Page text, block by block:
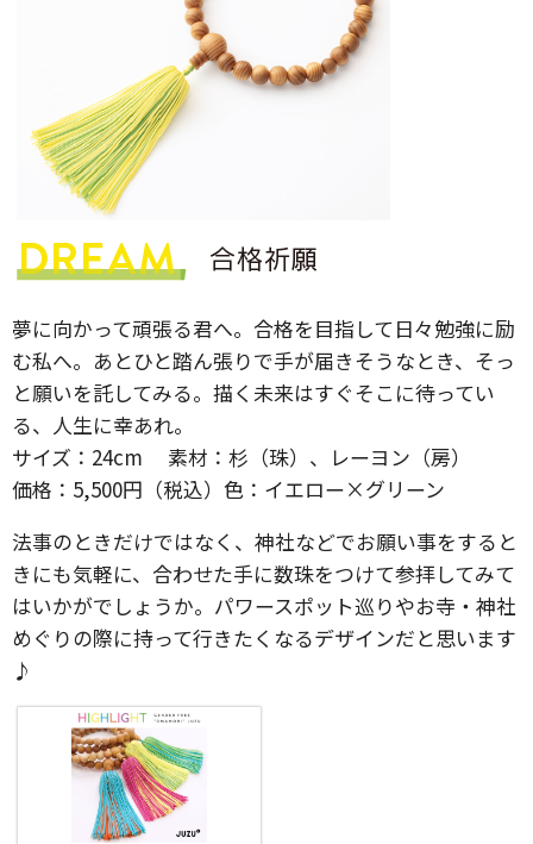
夢に向かって頑張る君へ。合格を目指して日々勉強に励
む私へ。あとひと踏ん張りで手が届きそうなとき、そっ
と願いを託してみる。描く未来はすぐそこに待ってい
る、人生に幸あれ。
サイズ：24cm 素材：杉（珠）、レーヨン（房）
価格：5,500円（税込）色：イエロー×グリーン
法事のときだけではなく、神社などでお願い事をすると
きにも気軽に、合わせた手に数珠をつけて参拝してみて
はいかがでしょうか。パワースポット巡りやお寺・神社
めぐりの際に持って行きたくなるデザインだと思います
♪